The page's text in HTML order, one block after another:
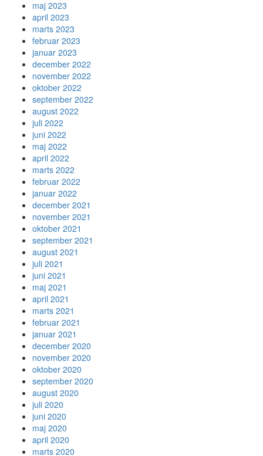
maj 2023
april 2023
marts 2023
februar 2023
januar 2023
december 2022
november 2022
oktober 2022
september 2022
august 2022
juli 2022
juni 2022
maj 2022
april 2022
marts 2022
februar 2022
januar 2022
december 2021
november 2021
oktober 2021
september 2021
august 2021
juli 2021
juni 2021
maj 2021
april 2021
marts 2021
februar 2021
januar 2021
december 2020
november 2020
oktober 2020
september 2020
august 2020
juli 2020
juni 2020
maj 2020
april 2020
marts 2020